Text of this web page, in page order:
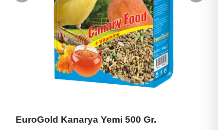
EuroGold Kanarya Yemi 500 Gr.